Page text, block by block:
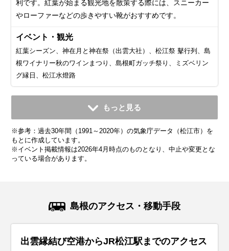
利です。紅葉が始まる観光地を散策する際には、スニーカー
やローファーなどの歩きやすい靴がおすすめです。
イベント・観光
紅葉シーズン、神在月と神在祭（出雲大社）、松江祭 鼕行列、島
根ワイナリー秋のワインまつり、島根町ガッチ祭り、ミズベリン
グ縁日、松江水燈路
11月
平均気温・降水量
12.0℃ 121.6mm
気候・服装
11月の島根地方は秋の終わりを感じ、冬へと向かう向かう季
す。 寒暖差が大きい時期なのでセーターやジャケット、コー
12月
平均気温・降水量
7.0℃ 154.5mm
気候・服装
12月の島根地方は本格的な冬の始まりで、冷え込みが一段と
コートやダウンジャケットが必須です。インナーもセーター
1月
平均気温・降水量
4.6℃ 153.3mm
気候・服装
1月の島根地方は最も寒い時期。平均気温は約4℃と寒い日が
るとより寒さを妨げます。またマフラー、手袋など、しっか
2月
平均気温・降水量
5.0℃ 118.4mm
気候・服装
2月の島根地方も1月に引き続き寒さが厳しく、積雪が観測さ
ケットがおすすめ。ヒートテックや起毛インナーで寒さ対策
3月
平均気温・降水量
8.0℃ 134.0mm
気候・服装
3月の島根地方は春の訪れを感じつつもまだ寒さが残る季節
手のコートがあると良いでしょう。また積雪を伴う場合もあ
4月
平均気温・降水量
13.1℃ 113.0mm
気候・服装
4月の島根地方は徐々に冬の寒さが和らぎ、春らしい陽気に
に、カーディガンや薄手のジャケットを羽織るのがおすすめ
5月
平均気温・降水量
18.0℃ 130.3mm
気候・服装
5月の島根地方は春から初夏への移り変わりを感じられ、気
る日もあれば、17℃前後の日もあります。半袖シャツに薄手
6月
平均気温・降水量
21.7℃ 173.0mm
気候・服装
6月の島根地方は梅雨入りの時期で、雨の日が多くなりま
しく感じることもあるので羽織るものがあると安心です。ま
7月
平均気温・降水量
25.8℃ 234.1mm
気候・服装
7月の島根地方は梅雨が明けると夏本番となり、平均気温は
装がおすすめです。日中の強い日差しを避けるために、帽子
もっと見る
※参考：過去30年間（1991～2020年）の気象庁データ（松江市）を
もとに作成しています。
※イベント掲載情報は2026年4月時点のものとなり、中止や変更とな
っている場合があります。
島根のアクセス・移動手段
出雲縁結び空港からJR松江駅までのアクセス